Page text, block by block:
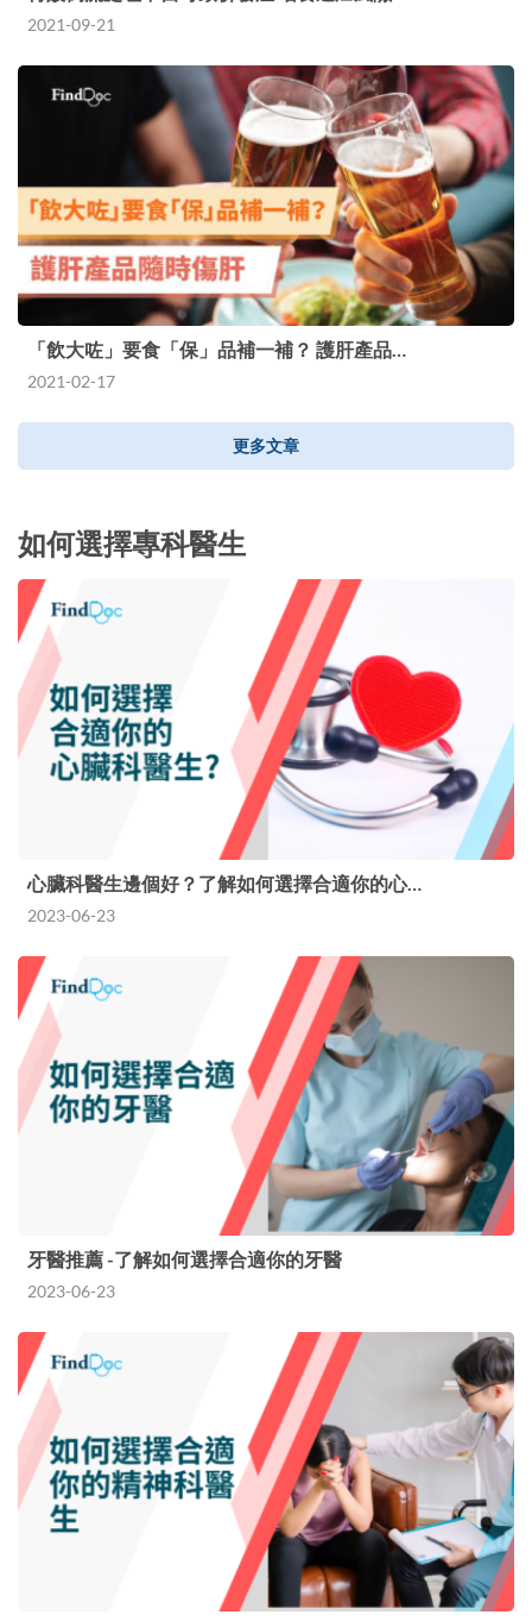
2021-09-21
「飲大咗」要食「保」品補一補？ 護肝產品…
2021-02-17
更多文章
如何選擇專科醫生
心臟科醫生邊個好？了解如何選擇合適你的心…
2023-06-23
牙醫推薦 -了解如何選擇合適你的牙醫
2023-06-23